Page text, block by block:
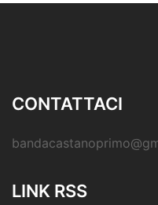
CONTATTACI
LINK RSS